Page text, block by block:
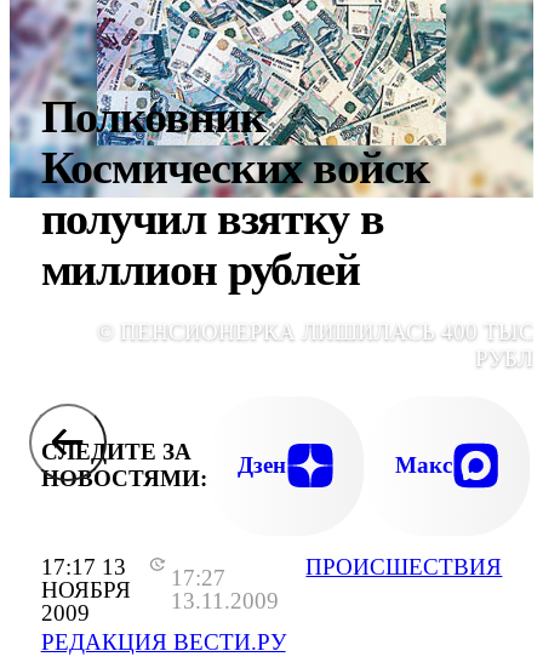
17:17 13
НОЯБРЯ
2009
17:27
13.11.2009
РЕДАКЦИЯ ВЕСТИ.РУ
ПРОИСШЕСТВИЯ
Полковник
Космических войск
получил взятку в
миллион рублей
© ПЕНСИОНЕРКА ЛИШИЛАСЬ 400
СЛЕДИТЕ ЗА
НОВОСТЯМИ:
Дзен Макс